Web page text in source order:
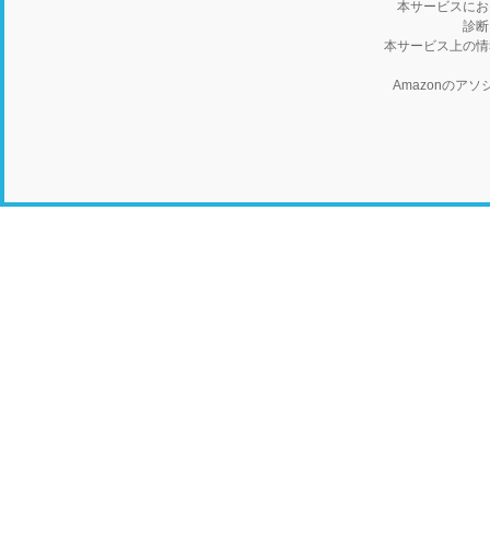
本サービスに
診
本サービス上の
Amazonのアソ